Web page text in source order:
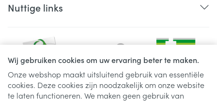
Wij gebruiken cookies om uw ervaring beter te maken.
Onze webshop maakt uitsluitend gebruik van essentiële
cookies. Deze cookies zijn noodzakelijk om onze website
te laten functioneren. We maken geen gebruik van
Nuttige links
Juridische links